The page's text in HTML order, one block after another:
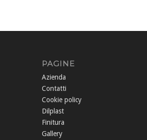
PAGINE
Azienda
Contatti
Cookie policy
Dilplast
Finitura
Gallery